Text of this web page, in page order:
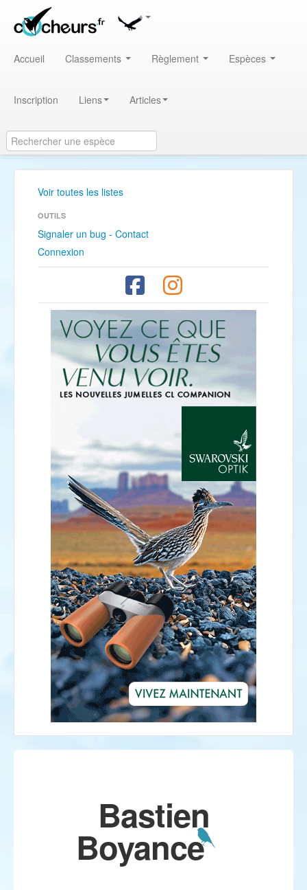
Accueil Classements Règlement Espèces
Inscription Liens Articles
Voir toutes les listes
OUTILS
Signaler un bug - Contact
Connexion
Bastien
Boyance